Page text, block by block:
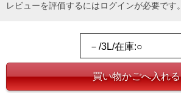
レビューを評価するにはログインが必要です。